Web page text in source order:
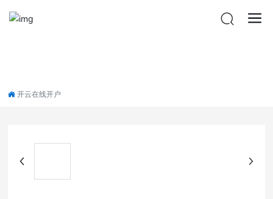
开云在线开户
开云在线开户